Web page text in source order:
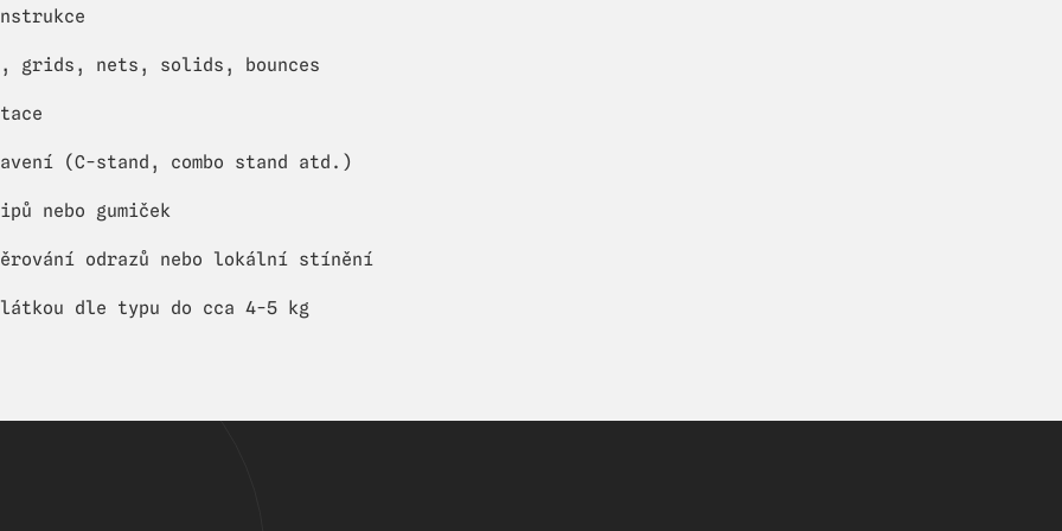
grids, nets, solids, bounces
(C-stand, combo stand atd.)
nebo gumiček
odrazů nebo lokální stínění
dle typu do cca 4-5 kg